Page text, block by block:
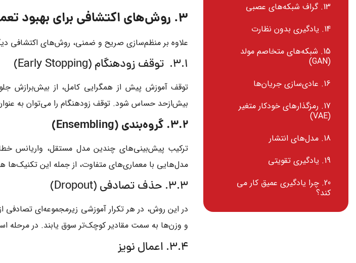
13. گراف شبکه‌های عصبی
14. یادگیری بدون نظارت
15. شبکه‌های متخاصم مولد
(GAN)
16. عادی‌سازی جریان‌ها
17. رمزگذارهای خودکار متغیر
(VAE)
18. مدل‌های انتشار
19. یادگیری تقویتی
20. چرا یادگیری عمیق کار می
کند؟
3. روش‌های اکتشافی برای بهبود تعمیم
علاوه بر منظم‌سازی صریح و ضمنی، روش‌های اکتشافی
3.1. توقف زودهنگام (Early Stopping)
توقف آموزش پیش از همگرایی کامل، از بیش‌برازش
بیش‌ازحد حساس شود. توقف زودهنگام را می‌توان به
3.2. گروه‌بندی (Ensembling)
ترکیب پیش‌بینی‌های چندین مدل مستقل، واریانس
مدل‌هایی با معماری‌های متفاوت، از جمله این تکنیک‌ها
3.3. حذف تصادفی (Dropout)
در این روش، در هر تکرار آموزشی زیرمجموعه‌ای
و وزن‌ها به سمت مقادیر کوچک‌تر سوق یابند. در مرحله
3.4. اعمال نویز